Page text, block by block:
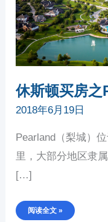
休斯顿买房
2018年6月19日
Pearland（梨城）
里，大部分地区隶
[…]
阅读全文 »